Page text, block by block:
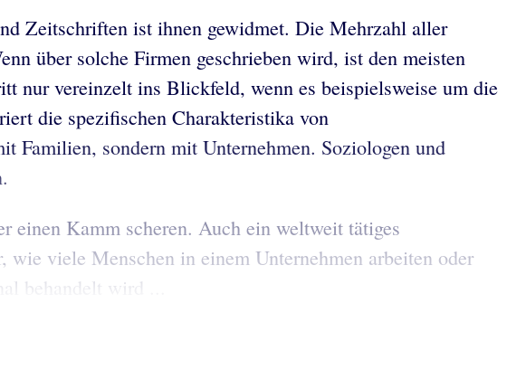
Zeitschriften ist ihnen gewidmet. Die Mehrzahl aller
über solche Firmen geschrieben wird, ist den meisten
nur vereinzelt ins Blickfeld, wenn es beispielsweise um die
die spezifischen Charakteristika von
Familien, sondern mit Unternehmen. Soziologen und
einen Kamm scheren. Auch ein weltweit tätiges
viele Menschen in einem Unternehmen arbeiten oder
behandelt wird ...